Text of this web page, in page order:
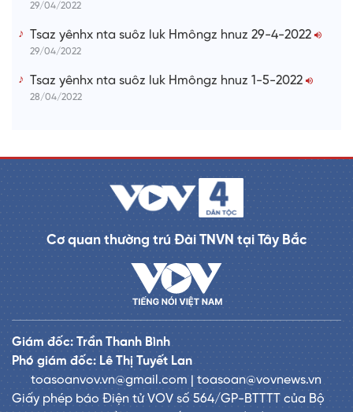
29/04/2022
Tsaz yênhx nta suôz luk Hmôngz hnuz 29-4-2022
29/04/2022
Tsaz yênhx nta suôz luk Hmôngz hnuz 1-5-2022
28/04/2022
Cơ quan thường trú Đài TNVN tại Tây Bắc
Giám đốc: Trần Thanh Bình
Phó giám đốc: Lê Thị Tuyết Lan
toasoanvov.vn@gmail.com | toasoan@vovnews.vn
Giấy phép báo Điện tử VOV số 564/GP-BTTTT của Bộ